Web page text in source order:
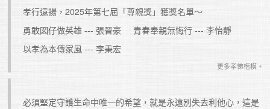
孝行遠揚，2025年第七屆「尊親獎」獲獎名單～
勇敢囡仔做英雄 --- 張晉豪
青春奉親無悔行 --- 李怡靜
以孝為本傳家風 --- 李秉宏
更多孝悌楷模 +
必須堅定守護生命中唯一的希望，就是永遠別失去利他心，這是